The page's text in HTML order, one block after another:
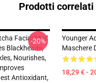
Prodotti correlati
Facial Mud
Blackheads,
Nourishes,
Antioxidant,
-20%
Younger
Maschere
18,29 € -